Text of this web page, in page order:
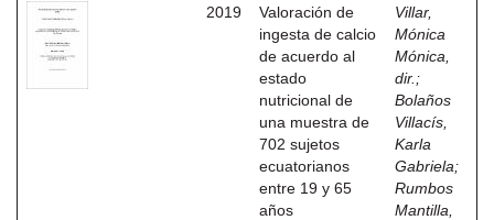
2019
Valoración de
ingesta de calcio
de acuerdo al
estado
nutricional de
una muestra de
702 sujetos
ecuatorianos
entre 19 y 65
años
Villar,
Mónica
Mónica,
dir. ;
Bolaños
Villacís,
Karla
Gabriela;
Rumbos
Mantilla,